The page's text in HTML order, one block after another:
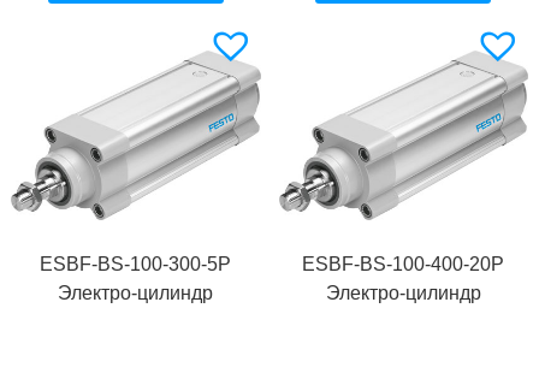
ESBF-BS-100-300-5P
Электро-цилиндр
ESBF-BS-100-400-20P
Электро-цилиндр